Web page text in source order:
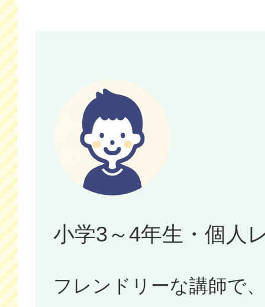
小学3～4年生・個人
フレンドリーな講師で